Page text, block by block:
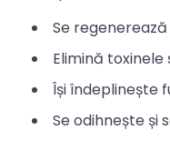
Se
Elimină toxinele
Își îndeplinește
Se odihnește și